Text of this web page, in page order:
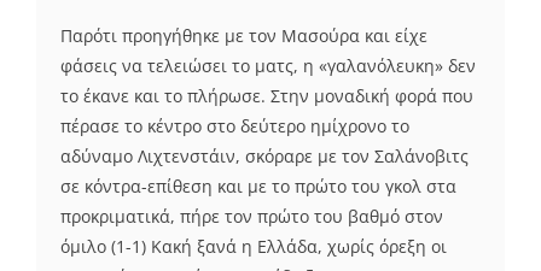
Παρότι προηγήθηκε με τον Μασούρα και είχε
φάσεις να τελειώσει το ματς, η «γαλανόλευκη» δεν
το έκανε και το πλήρωσε. Στην μοναδική φορά που
πέρασε το κέντρο στο δεύτερο ημίχρονο το
αδύναμο Λιχτενστάιν, σκόραρε με τον Σαλάνοβιτς
σε κόντρα-επίθεση και με το πρώτο του γκολ στα
προκριματικά, πήρε τον πρώτο του βαθμό στον
όμιλο (1-1) Κακή ξανά η Ελλάδα, χωρίς όρεξη οι